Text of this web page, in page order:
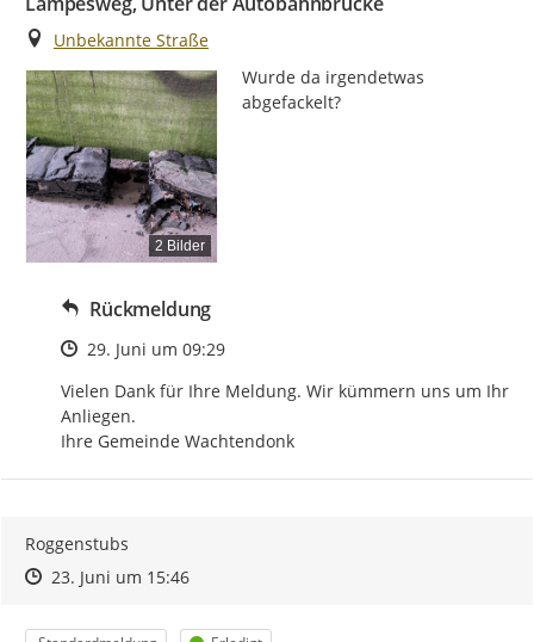
Ort
Unbekannte Straße
2 Bilder
Wurde da irgendetwas
abgefackelt?
Rückmeldung
Zeitpunkt des Erstellens
29. Juni um 09:29
Vielen Dank für Ihre Meldung. Wir kümmern uns um Ihr
Anliegen.
Ihre Gemeinde Wachtendonk
Roggenstubs
Zeitpunkt des Erstellens
Zeitpunkt des Erstellens
23. Juni um 15:46Zur Äußerung